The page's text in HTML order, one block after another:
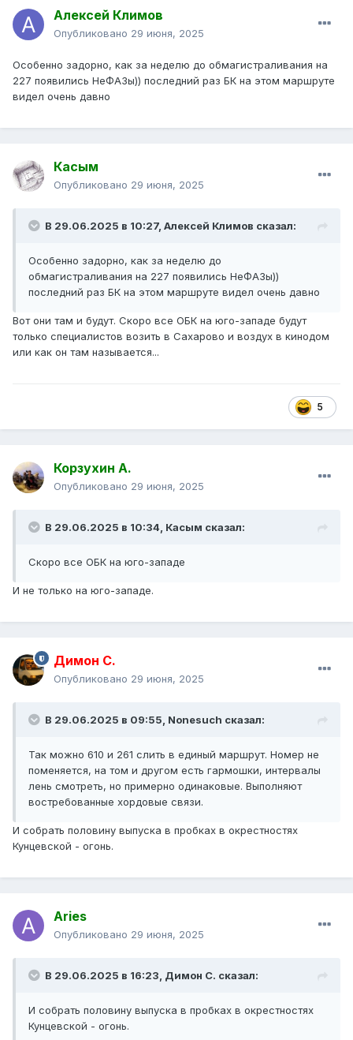
Алексей Климов
Опубликовано 29 июня, 2025
Особенно задорно, как за неделю до обмагистраливания на
227 появились НеФАЗы)) последний раз БК на этом маршруте
видел очень давно
Касым
Опубликовано 29 июня, 2025
В 29.06.2025 в 10:27, Алексей Климов сказал:
Особенно задорно, как за неделю до
обмагистраливания на 227 появились НеФАЗы))
последний раз БК на этом маршруте видел очень давно
Вот они там и будут. Скоро все ОБК на юго-западе будут
только специалистов возить в Сахарово и воздух в кинодом
или как он там называется...
5
Корзухин А.
Опубликовано 29 июня, 2025
В 29.06.2025 в 10:34, Касым сказал:
Скоро все ОБК на юго-западе
И не только на юго-западе.
Димон С.
Опубликовано 29 июня, 2025
В 29.06.2025 в 09:55, Nonesuch сказал:
Так можно 610 и 261 слить в единый маршрут. Номер не
поменяется, на том и другом есть гармошки, интервалы
лень смотреть, но примерно одинаковые. Выполняют
востребованные хордовые связи.
И собрать половину выпуска в пробках в окрестностях
Кунцевской - огонь.
Aries
Опубликовано 29 июня, 2025
В 29.06.2025 в 16:23, Димон С. сказал:
И собрать половину выпуска в пробках в окрестностях
Кунцевской - огонь.